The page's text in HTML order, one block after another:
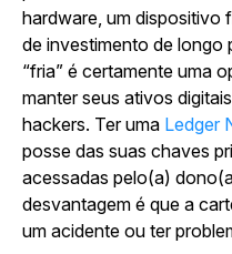
hardware, um dispositivo
de investimento de longo
“fria” é certamente uma
manter seus ativos
hackers. Ter uma Ledger
posse das suas chaves
acessadas pelo(a)
desvantagem é que a
um acidente ou ter